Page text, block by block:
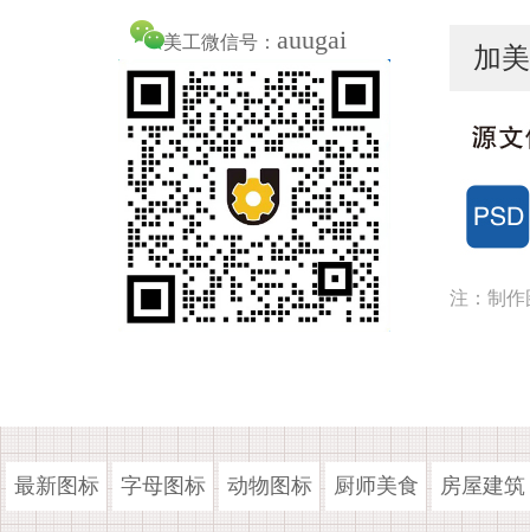
美工微信号： auugai
加
注：制作
最新图标 字母图标 动物图标 厨师美食 房屋建筑